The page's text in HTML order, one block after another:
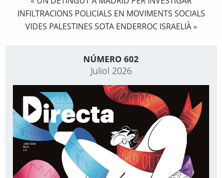
INFILTRACIONS POLICIALS EN MOVIMENTS SOCIALS
VIDES PALESTINES SOTA ENDERROC ISRAELIÀ»
NÚMERO 602
Juliol 2026